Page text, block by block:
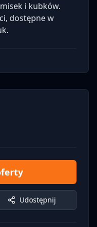
i kubków.
dostępne w
Udostępnij